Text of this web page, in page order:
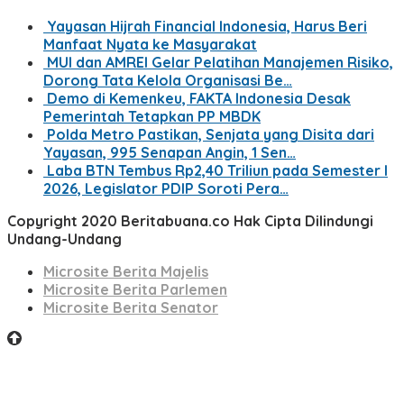
Yayasan Hijrah Financial Indonesia, Harus Beri
Manfaat Nyata ke Masyarakat
MUI dan AMREI Gelar Pelatihan Manajemen Risiko,
Dorong Tata Kelola Organisasi Be…
Demo di Kemenkeu, FAKTA Indonesia Desak
Pemerintah Tetapkan PP MBDK
Polda Metro Pastikan, Senjata yang Disita dari
Yayasan, 995 Senapan Angin, 1 Sen…
Laba BTN Tembus Rp2,40 Triliun pada Semester I
2026, Legislator PDIP Soroti Pera…
Copyright 2020 Beritabuana.co Hak Cipta Dilindungi
Undang-Undang
Microsite Berita Majelis
Microsite Berita Parlemen
Microsite Berita Senator